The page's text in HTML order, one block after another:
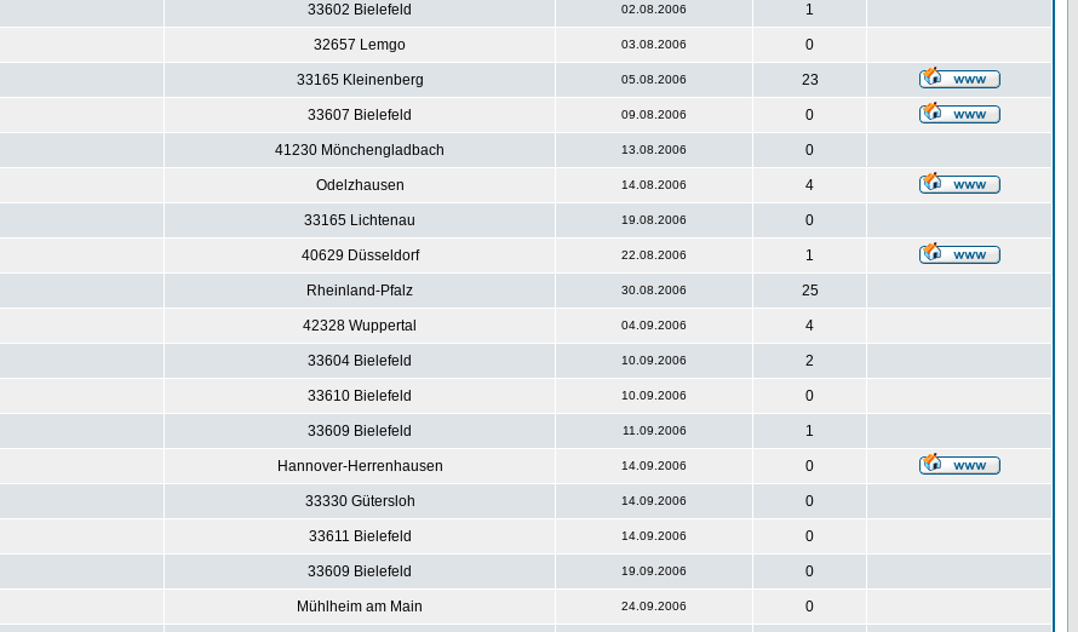
33602 Bielefeld 02.08.2006 1
32657 Lemgo 03.08.2006 0
33165 Kleinenberg 05.08.2006 23
33607 Bielefeld 09.08.2006 0
41230 Mönchengladbach 13.08.2006 0
Odelzhausen 14.08.2006 4
33165 Lichtenau 19.08.2006 0
40629 Düsseldorf 22.08.2006 1
Rheinland-Pfalz 30.08.2006 25
42328 Wuppertal 04.09.2006 4
33604 Bielefeld 10.09.2006 2
33610 Bielefeld 10.09.2006 0
33609 Bielefeld 11.09.2006 1
Hannover-Herrenhausen 14.09.2006 0
33330 Gütersloh 14.09.2006 0
33611 Bielefeld 14.09.2006 0
33609 Bielefeld 19.09.2006 0
Mühlheim am Main 24.09.2006 0